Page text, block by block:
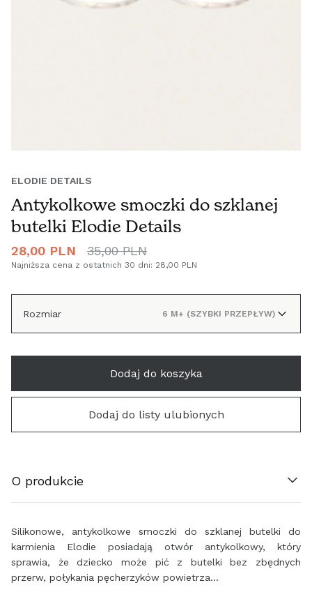
ÖSTERREICH (€)
BELGIË (€)
ΚΎΠΡΟΣ (€)
DANMARK (€)
EESTI (€)
ELODIE DETAILS
Antykolkowe smoczki do szklanej
butelki Elodie Details
Cena
promocyjna
28,00 PLN
Cena
regularna
35,00 PLN
Najniższa cena z ostatnich 30 dni: 28,00 PLN
Rozmiar 6 M+ (SZYBKI PRZEPŁYW)
Dodaj do koszyka
Dodaj do listy ulubionych
O produkcie
Silikonowe, antykolkowe smoczki do szklanej butelki do
karmienia Elodie posiadają otwór antykolkowy, który
sprawia, że dziecko może pić z butelki bez zbędnych
przerw, połykania pęcherzyków powietrza…